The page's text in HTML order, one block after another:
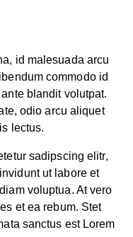
id malesuada arcu
commodo id
blandit volutpat.
odio arcu aliquet
lectus.
sadipscing elitr,
ut labore et
voluptua. At vero
et ea rebum. Stet
sanctus est Lorem